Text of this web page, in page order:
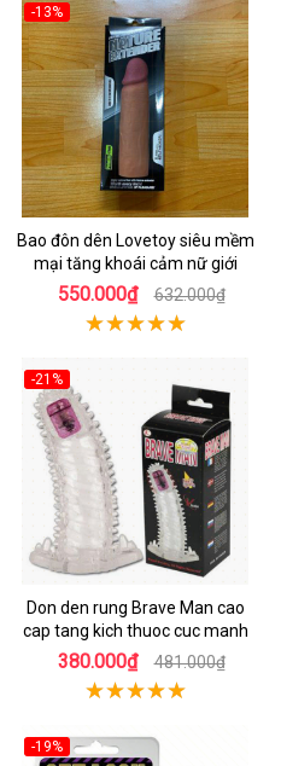
-13%
Bao đôn dên Lovetoy siêu mềm
mại tăng khoái cảm nữ giới
550.000₫ 632.000₫
-21%
Don den rung Brave Man cao
cap tang kich thuoc cuc manh
380.000₫ 481.000₫
-19%